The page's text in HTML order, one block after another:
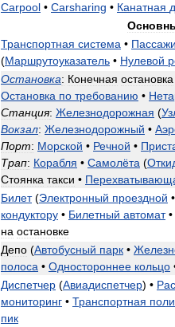
Carpool • Carsharing • Канатная
Транспортная система •
(Маршрутоуказатель • Нулевой
Остановка: Конечная остановка
Остановка по требованию •
Станция: Железнодорожная (
Вокзал: Железнодорожный •
Порт: Морской • Речной •
Трап: Корабля • Самолёта (
Стоянка такси •
Билет(Электронный проездной •
кондуктору • Билетный автомат•
на остановке
Депо (Автобусный парк •
полоса • Одностороннее кольцо
Диспетчер (Авиадиспетчер) •
мониторинг • Транспортная
пик